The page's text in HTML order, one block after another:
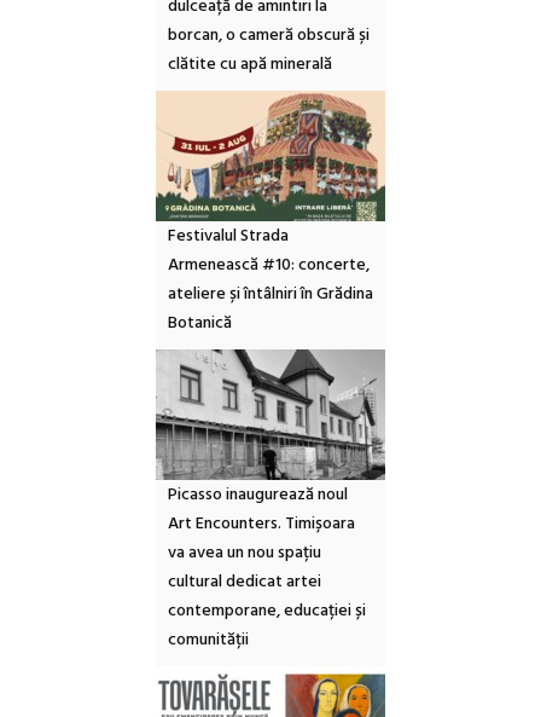
dulceață de amintiri la
borcan, o cameră obscură și
clătite cu apă minerală
Festivalul Strada
Armenească #10: concerte,
ateliere și întâlniri în Grădina
Botanică
Picasso inaugurează noul
Art Encounters. Timișoara
va avea un nou spațiu
cultural dedicat artei
contemporane, educației și
comunității